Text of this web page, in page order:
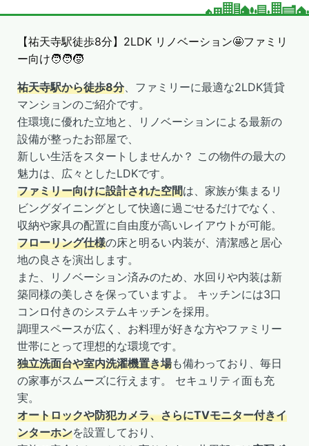
【祐天寺駅徒歩8分】2LDK リノベーション🤩ファミリ
ー向け🧑‍🧑‍🧒
祐天寺駅から徒歩8分、ファミリーに最適な2LDK賃貸
マンションのご紹介です。
住環境に優れた立地と、リノベーションによる最新の
設備が整ったお部屋で、
新しい生活をスタートしませんか？ この物件の最大の
魅力は、広々としたLDKです。
ファミリー向けに設計された空間は、家族が集まるリ
ビングダイニングとして快適に過ごせるだけでなく、
収納や家具の配置に自由度が高いレイアウトが可能。
フローリング仕様の床と明るい内装が、清潔感と居心
地の良さを演出します。
また、リノベーション済みのため、水回りや内装は新
築同様の美しさを保っていますよ。 キッチンには3口
コンロ付きのシステムキッチンを採用。
調理スペースが広く、お料理が好きな方やファミリー
世帯にとって理想的な環境です。
独立洗面台や室内洗濯機置き場も備わっており、毎日
の家事がスムーズに行えます。 セキュリティ面も充
実。
オートロックや防犯カメラ、さらにTVモニター付きイ
ンターホンを設置しており、